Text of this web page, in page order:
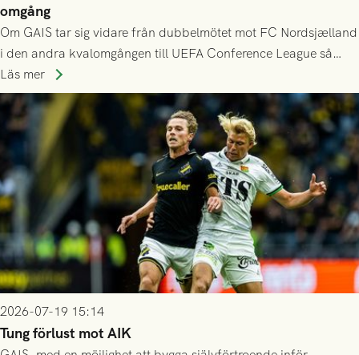
omgång
Om GAIS tar sig vidare från dubbelmötet mot FC Nordsjælland
i den andra kvalomgången till UEFA Conference League så
spelas den tredje kvalomgången kort därpå. Motståndare blir
då vinnaren i mötet mellan isländska Valur och HŠK Zrinjski
Mostar från Bosnien och Hercegovina.
Läs mer
2026-07-19 15:14
Tung förlust mot AIK